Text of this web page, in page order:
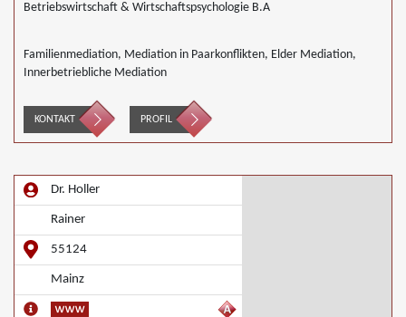
Betriebswirtschaft & Wirtschaftspsychologie B.A
Familienmediation, Mediation in Paarkonflikten, Elder Mediation,
Innerbetriebliche Mediation
KONTAKT PROFIL
Dr. Holler
Rainer
55124
Mainz